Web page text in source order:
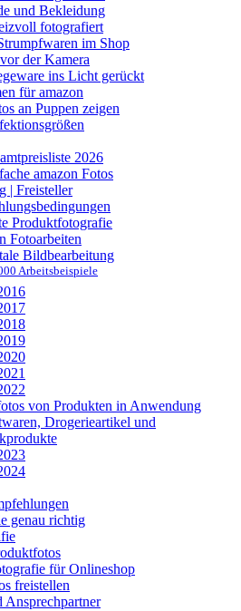
und Bekleidung
fotografiert
im Shop
der Kamera
ins Licht gerückt
für amazon
an Puppen zeigen
2026
amazon Fotos
| Freisteller
Produktfotografie
Fotoarbeiten
Bildbearbeitung
Arbeitsbeispiele
von Produkten in Anwendung
Drogerieartikel und
genau richtig
für Onlineshop
freistellen
Ansprechpartner